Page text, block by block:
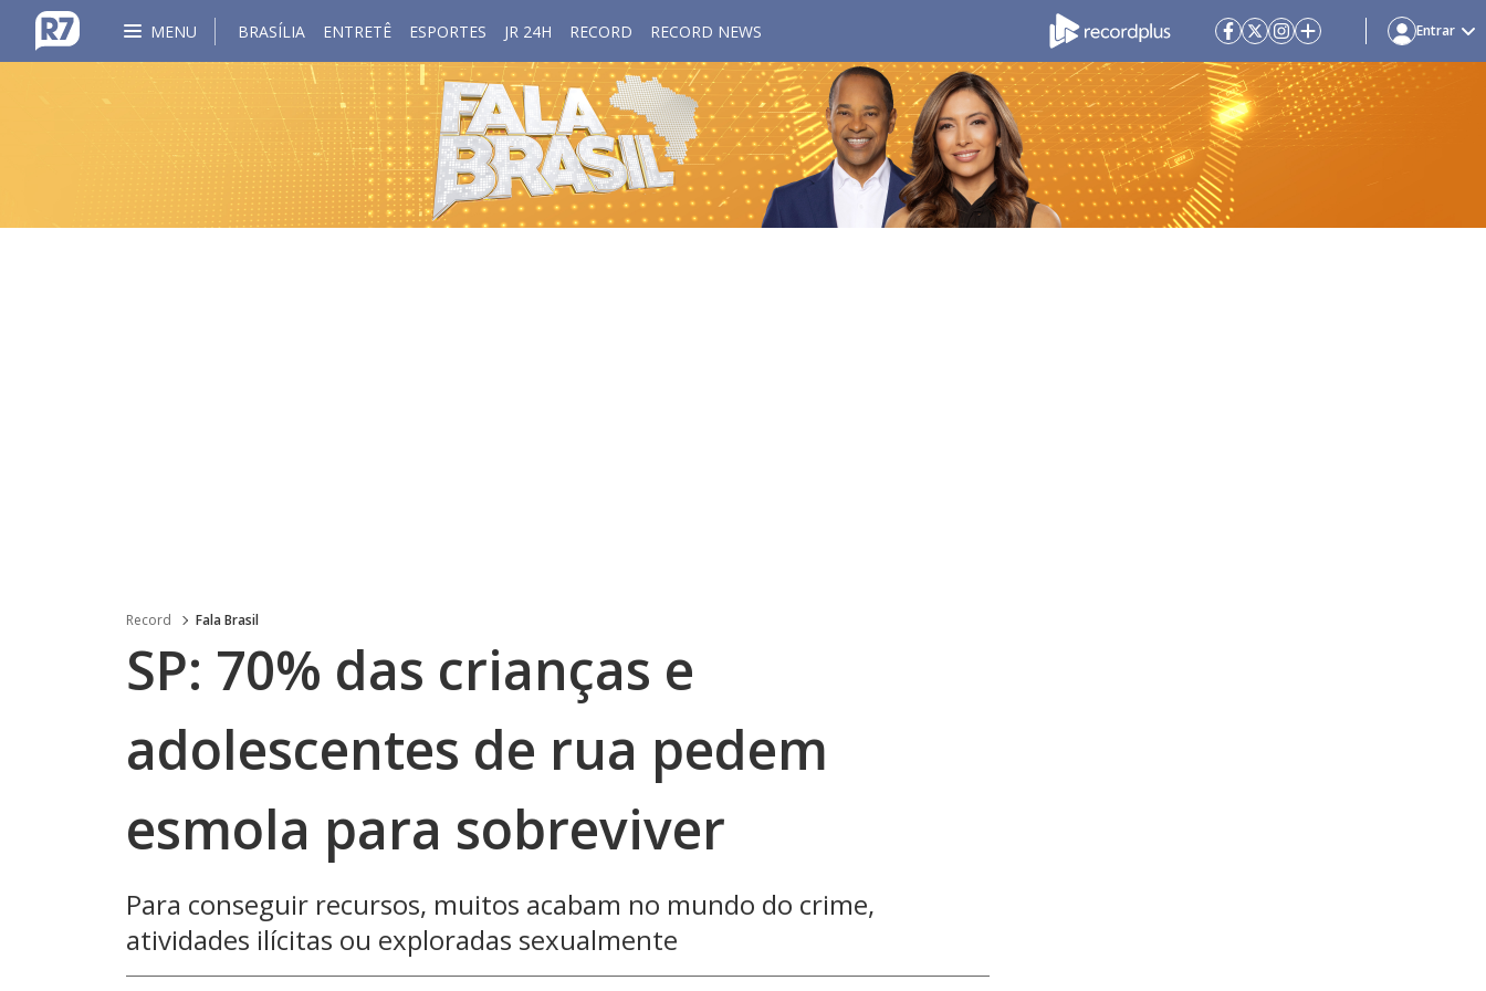
MENU BRASÍLIA ENTRETÊ ESPORTES JR 24H RECORD RECORD NEWS Entrar
Record Fala Brasil
SP: 70% das crianças e
adolescentes de rua pedem
esmola para sobreviver
Para conseguir recursos, muitos acabam no mundo do crime,
atividades ilícitas ou exploradas sexualmente